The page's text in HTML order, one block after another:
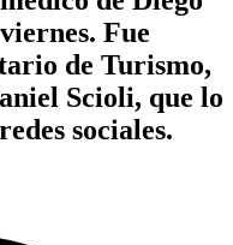
Fue
de Turismo,
Scioli, que lo
sociales.